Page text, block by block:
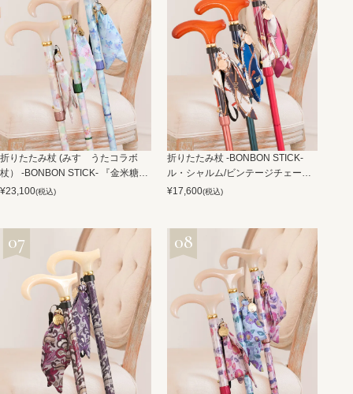
折りたたみ杖 (みすゞうたコラボ
杖） -BONBON STICK- 『金米糖の
夢』
¥23,100(税込)
折りたたみ杖 -BONBON STICK-
ル・シャルム/ビンテージチェーン
柄
¥17,600(税込)